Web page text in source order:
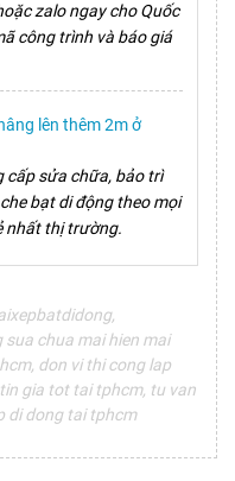
zalo ngay cho Quốc
công trình và báo giá
lên thêm 2m ở
cấp sửa chữa, bảo trì
bạt di động theo mọi
nhất thị trường.
chua mai hien mai
don vi thi cong lap
gia tot tai tphcm, tu van
di dong tai tphcm